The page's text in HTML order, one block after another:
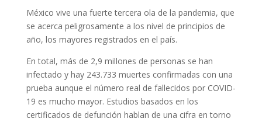
México vive una fuerte tercera ola de la pandemia, que
se acerca peligrosamente a los nivel de principios de
año, los mayores registrados en el país.
En total, más de 2,9 millones de personas se han
infectado y hay 243.733 muertes confirmadas con una
prueba aunque el número real de fallecidos por COVID-
19 es mucho mayor. Estudios basados en los
certificados de defunción hablan de una cifra en torno